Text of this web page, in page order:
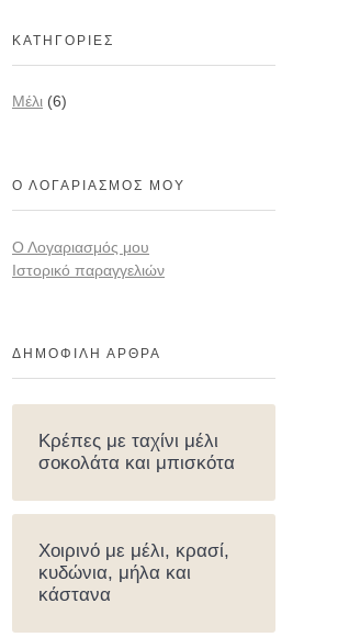
ΚΑΤΗΓΟΡΊΕΣ
Mέλι (6)
Ο ΛΟΓΑΡΙΑΣΜΌΣ ΜΟΥ
Ο Λογαριασμός μου
Ιστορικό παραγγελιών
ΔΗΜΟΦΙΛΉ ΆΡΘΡΑ
Κρέπες με ταχίνι μέλι
σοκολάτα και μπισκότα
Χοιρινό με μέλι, κρασί,
κυδώνια, μήλα και
κάστανα